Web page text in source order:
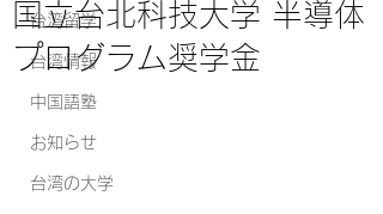
台湾留学
台湾情報
中国語塾
お知らせ
台湾の大学
国立台北科技大学 半導体
プログラム奨学金